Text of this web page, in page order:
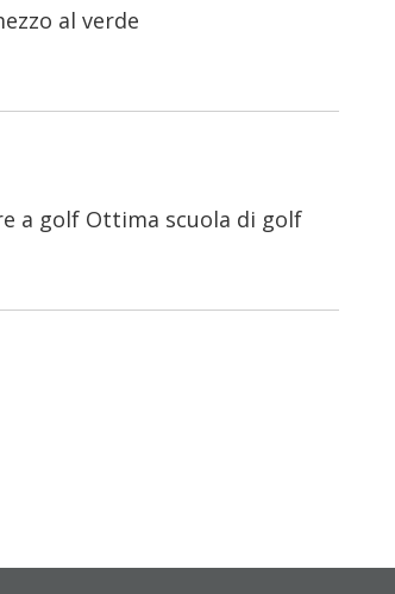
al verde
a golf Ottima scuola di golf